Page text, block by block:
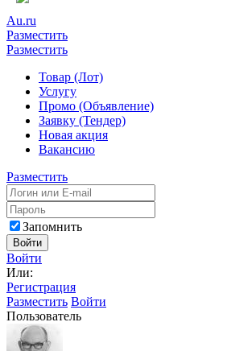
Au.ru
Разместить
Разместить
Товар (Лот)
Услугу
Промо (Объявление)
Заявку (Тендер)
Новая акция
Вакансию
Разместить
Запомнить
Войти
Войти
Или:
Регистрация
Разместить Войти
Пользователь